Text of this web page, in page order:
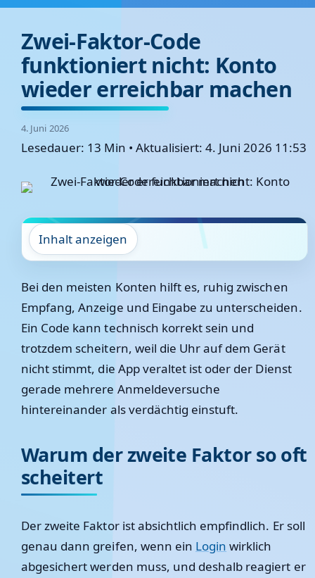
Zwei-Faktor-Code
funktioniert nicht: Konto
wieder erreichbar machen
4. Juni 2026
Lesedauer: 13 Min • Aktualisiert: 4. Juni 2026 11:53
Inhalt anzeigen
Bei den meisten Konten hilft es, ruhig zwischen
Empfang, Anzeige und Eingabe zu unterscheiden.
Ein Code kann technisch korrekt sein und
trotzdem scheitern, weil die Uhr auf dem Gerät
nicht stimmt, die App veraltet ist oder der Dienst
gerade mehrere Anmeldeversuche
hintereinander als verdächtig einstuft.
Warum der zweite Faktor so oft
scheitert
Der zweite Faktor ist absichtlich empfindlich. Er soll
genau dann greifen, wenn ein Login wirklich
abgesichert werden muss, und deshalb reagiert er